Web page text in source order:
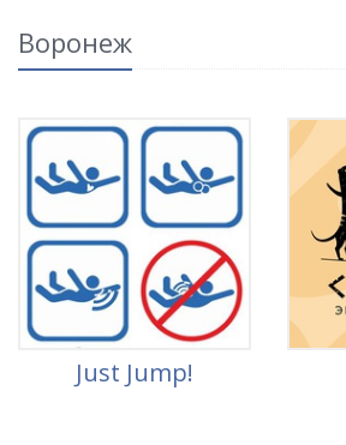
Воронеж
Just Jump!